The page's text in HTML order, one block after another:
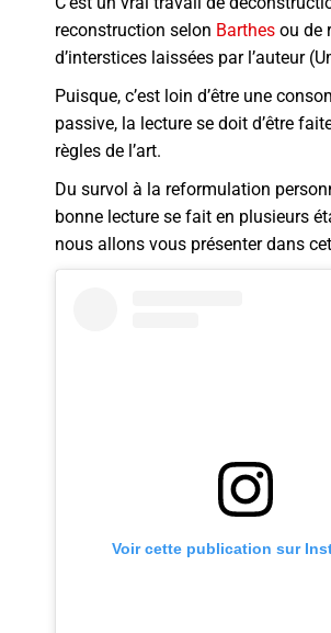
reconstruction selon Barthes ou de
d’interstices laissées par l’auteur
Puisque, c’est loin d’être une
passive, la lecture se doit d’être
règles de l’art.
Du survol à la reformulation
bonne lecture se fait en plusieurs
nous allons vous présenter dans
Voir cette publication sur